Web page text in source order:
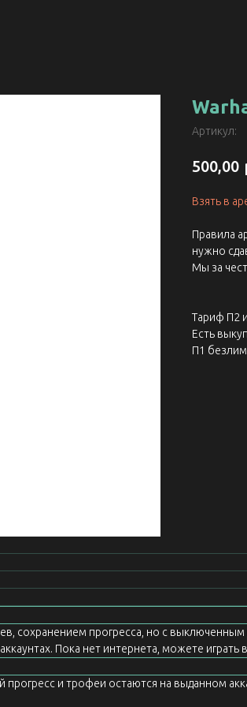
Артикул:
500,00
Взять в
Правила
нужно
Мы за
Тариф П2
Есть
П1
сохранением прогресса, но с
Пока нет интернета, можете играть
прогресс и трофеи остаются на выданном